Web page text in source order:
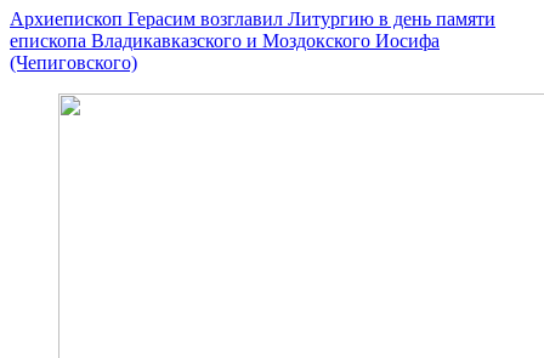
Архиепископ Герасим возглавил Литургию в день памяти
епископа Владикавказского и Моздокского Иосифа
(Чепиговского)